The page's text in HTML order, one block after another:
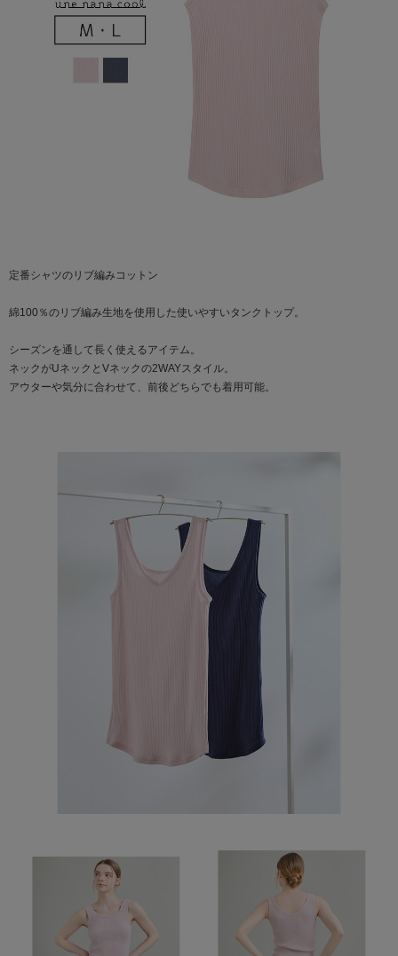
定番シャツのリブ編みコットン
綿100％のリブ編み生地を使用した使いやすいタンクトップ。
シーズンを通して長く使えるアイテム。
ネックがUネックとVネックの2WAYスタイル。
アウターや気分に合わせて、前後どちらでも着用可能。